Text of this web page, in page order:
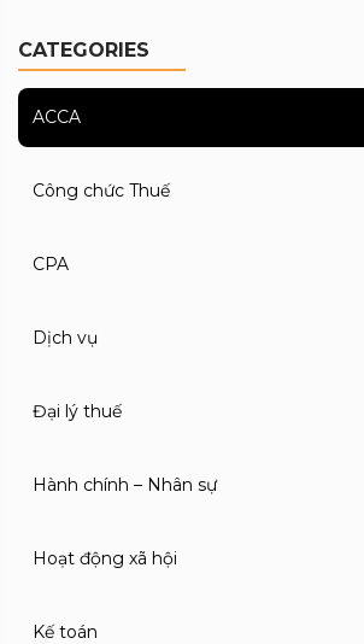
CATEGORIES
ACCA
Công chức Thuế
CPA
Dịch vụ
Đại lý thuế
Hành chính – Nhân sự
Hoạt động xã hội
Kế toán